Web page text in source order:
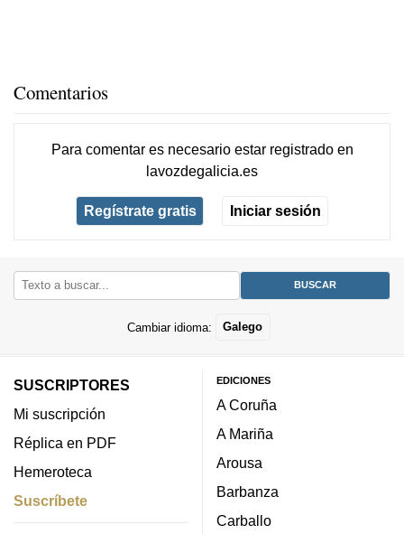
Comentarios
Para comentar es necesario estar registradoen
lavozdegalicia.es
Regístrate gratis Iniciar sesión
Cambiar idioma: Galego
SUSCRIPTORES
Mi suscripción
Réplica en PDF
Hemeroteca
Suscríbete
EDICIONES
A Coruña
A Mariña
Arousa
Barbanza
Carballo